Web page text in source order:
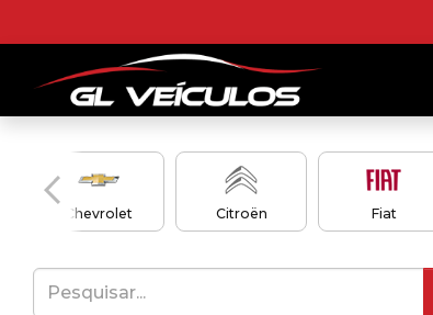
Chevrolet Citroën Fiat